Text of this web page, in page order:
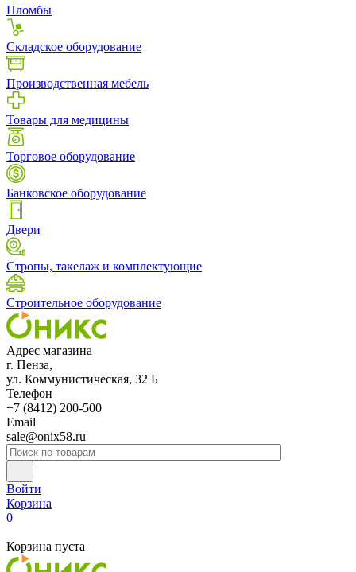
Пломбы
Складское оборудование
Производственная мебель
Товары для медицины
Торговое оборудование
Банковское оборудование
Двери
Стропы, такелаж и комплектующие
Строительное оборудование
Адрес магазина
г. Пенза,
ул. Коммунистическая, 32 Б
Телефон
+7 (8412) 200-500
Email
sale@onix58.ru
Войти
Корзина
0
Корзина пуста